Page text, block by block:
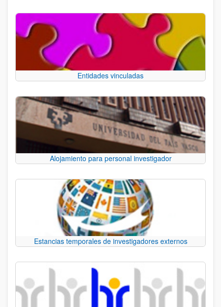
Entidades vinculadas
Alojamiento para personal investigador
Estancias temporales de investigadores externos